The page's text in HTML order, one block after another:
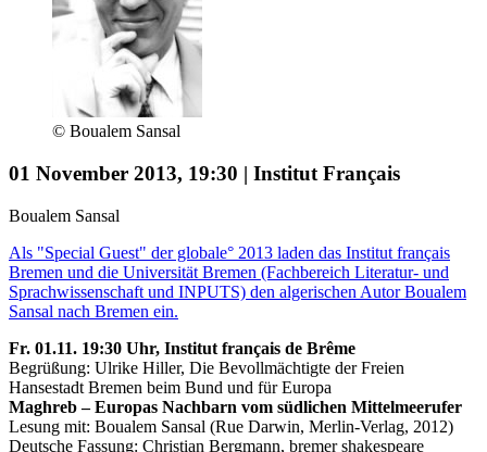
© Boualem Sansal
01 November 2013, 19:30 | Institut Français
Boualem Sansal
Als "Special Guest" der globale° 2013 laden das Institut français
Bremen und die Universität Bremen (Fachbereich Literatur- und
Sprachwissenschaft und INPUTS) den algerischen Autor Boualem
Sansal nach Bremen ein.
Fr. 01.11. 19:30 Uhr, Institut français de Brême
Begrüßung: Ulrike Hiller, Die Bevollmächtigte der Freien
Hansestadt Bremen beim Bund und für Europa
Maghreb – Europas Nachbarn vom südlichen Mittelmeerufer
Lesung mit: Boualem Sansal (Rue Darwin, Merlin-Verlag, 2012)
Deutsche Fassung: Christian Bergmann, bremer shakespeare